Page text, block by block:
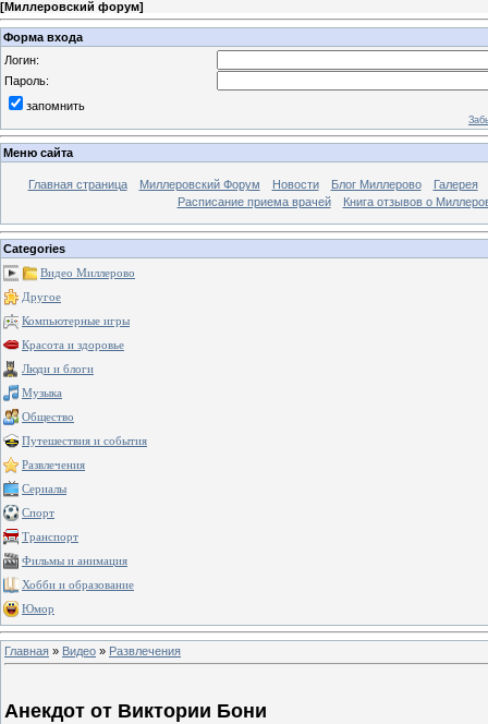
[Миллеровский форум]
Форма входа
Логин:
Пароль:
запомнить
Меню сайта
Главная страница Миллеровский Форум Новости Блог Миллерово
Галерея
Расписание приема врачей
Книга отзывов о
Categories
Видео Миллерово
Другое
Компьютерные игры
Красота и здоровье
Люди и блоги
Музыка
Общество
Путешествия и события
Развлечения
Сериалы
Спорт
Транспорт
Фильмы и анимация
Хобби и образование
Юмор
Главная » Видео » Развлечения
Анекдот от Виктории Бони